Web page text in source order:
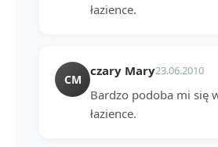
łazience.
CM
czary Mary23.06.2010
Bardzo podoba mi się
łazience.